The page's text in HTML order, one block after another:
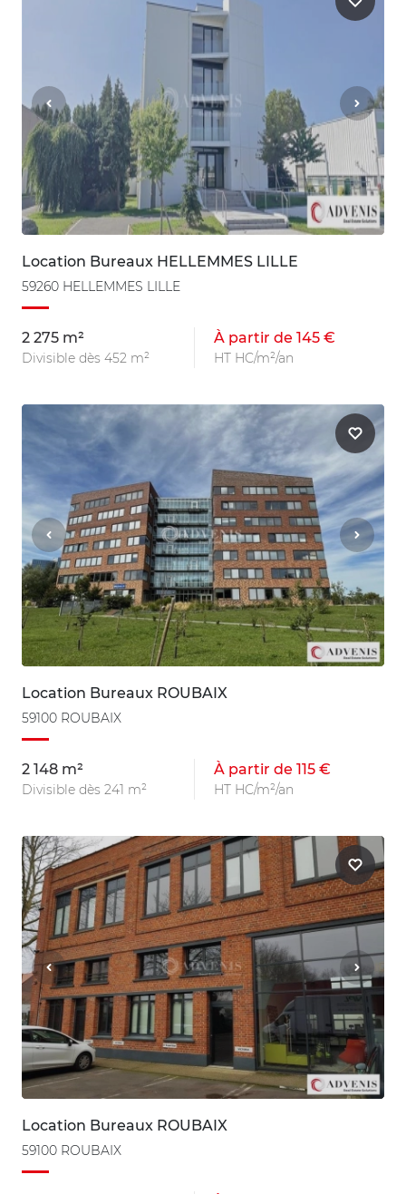
Location Bureaux HELLEMMES LILLE
59260 HELLEMMES LILLE
2 275 m²
Divisible dès 452 m²
À partir de 145 €
HT HC/m²/an
Location Bureaux ROUBAIX
59100 ROUBAIX
2 148 m²
Divisible dès 241 m²
À partir de 115 €
HT HC/m²/an
Location Bureaux ROUBAIX
59100 ROUBAIX